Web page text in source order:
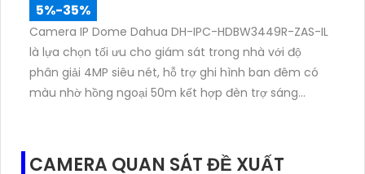
5%-35%
Camera IP Dome Dahua DH-IPC-HDBW3449R-ZAS-IL
là lựa chọn tối ưu cho giám sát trong nhà với độ
phân giải 4MP siêu nét, hỗ trợ ghi hình ban đêm có
màu nhờ hồng ngoại 50m kết hợp đèn trợ sáng
người và xe giúp cảnh báo hiệu quả hơn. Hỗ trợ PoE
CAMERA QUAN SÁT ĐỀ XUẤT